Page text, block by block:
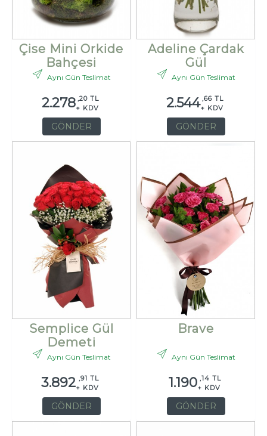
Çise Mini Orkide
Bahçesi
Aynı Gün Teslimat
2.278 ,20 TL
+ KDV
GÖNDER
Adeline Çardak
Gül
Aynı Gün Teslimat
2.544 ,66 TL
+ KDV
GÖNDER
Semplice Gül
Demeti
Aynı Gün Teslimat
3.892 ,91 TL
+ KDV
GÖNDER
Brave
Aynı Gün Teslimat
1.190 ,14 TL
+ KDV
GÖNDER